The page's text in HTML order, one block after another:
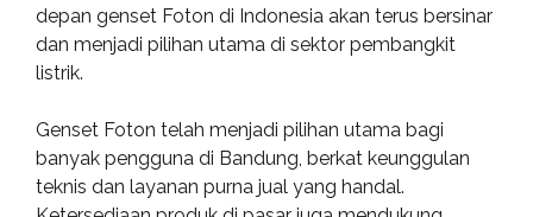
depan genset Foton di Indonesia akan terus bersinar
dan menjadi pilihan utama di sektor pembangkit
listrik.
Genset Foton telah menjadi pilihan utama bagi
banyak pengguna di Bandung, berkat keunggulan
teknis dan layanan purna jual yang handal.